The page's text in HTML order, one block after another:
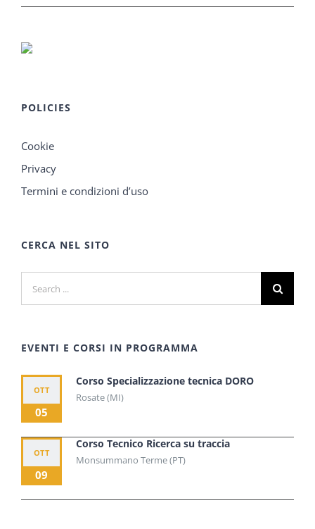
POLICIES
Cookie
Privacy
Termini e condizioni d’uso
CERCA NEL SITO
Search
for:
EVENTI E CORSI IN PROGRAMMA
OTT
05
Corso Specializzazione tecnica DORO
Rosate (MI)
OTT
09
Corso Tecnico Ricerca su traccia
Monsummano Terme (PT)